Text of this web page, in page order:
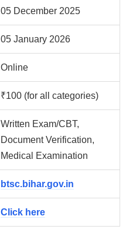
05 December 2025
05 January 2026
Online
₹100 (for all categories)
Written Exam/CBT,
Document Verification,
Medical Examination
btsc.bihar.gov.in
Click here